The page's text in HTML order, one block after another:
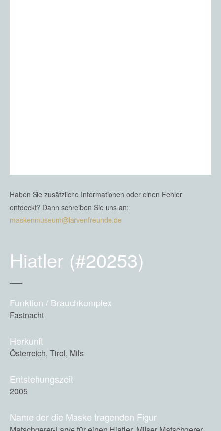
Haben Sie zusätzliche Informationen oder einen Fehler
entdeckt? Dann schreiben Sie uns an:
maskenmuseum@larvenfreunde.de
Hiatler (#20253)
Funktion / Brauchkomplex
Fastnacht
Herkunft
Österreich, Tirol, Mils
Entstehungszeit
2005
Name der die Maske tragenden Figur